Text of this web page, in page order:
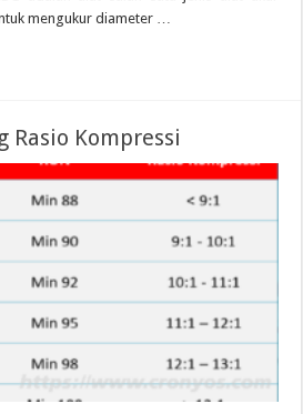
mengukur diameter …
Rasio Kompressi